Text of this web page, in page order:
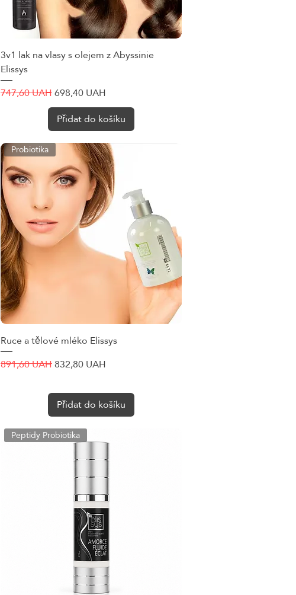
Rychlý náhled
3v1 lak na vlasy s olejem z Abyssinie
Elissys
Běžná cena
747,60 UAHZvýhodněná cena
698,40 UAH
Přidat do košíku
Rychlý náhled
Probiotika
Ruce a tělové mléko Elissys
Běžná cena
891,60 UAHZvýhodněná cena
832,80 UAH
Přidat do košíku
Peptidy Probiotika